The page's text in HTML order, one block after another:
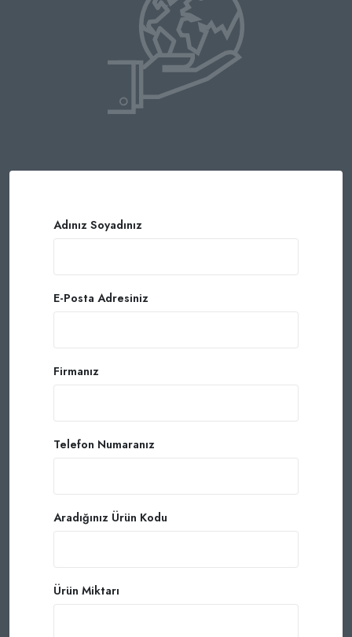
Adınız Soyadınız
E-Posta Adresiniz
Firmanız
Telefon Numaranız
Aradığınız Ürün Kodu
Ürün Miktarı